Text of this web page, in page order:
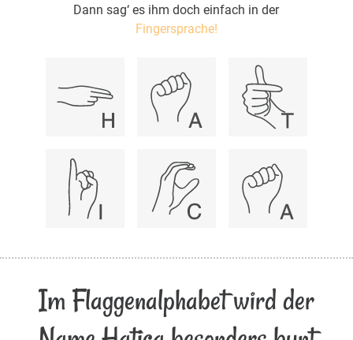
Dann sag‘ es ihm doch einfach in der
Fingersprache!
Im Flaggenalphabet wird der